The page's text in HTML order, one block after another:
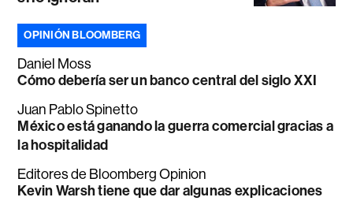
OPINIÓN BLOOMBERG
Daniel Moss
Cómo debería ser un banco central del siglo XXI
Juan Pablo Spinetto
México está ganando la guerra comercial gracias a
la hospitalidad
Editores de Bloomberg Opinion
Kevin Warsh tiene que dar algunas explicaciones